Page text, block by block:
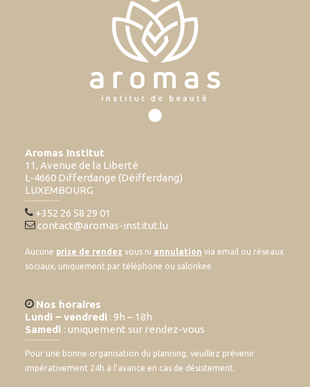
Aromas Institut
11, Avenue de la Liberté
L-4660 Differdange (Déifferdang)
LUXEMBOURG
+352 26 58 29 01
contact@aromas-institut.lu
Aucune prise de rendez vous ni annulation via email ou réseaux
sociaux, uniquement par téléphone ou salonkee
Nos horaires
Lundi – vendredi : 9h – 18h
Samedi : uniquement sur rendez-vous
Pour une bonne organisation du planning, veuillez prévenir
impérativement 24h à l’avance en cas de désistement.